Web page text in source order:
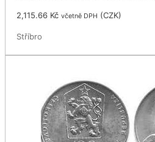
2,115.66 Kč včetně DPH (CZK)
Stříbro